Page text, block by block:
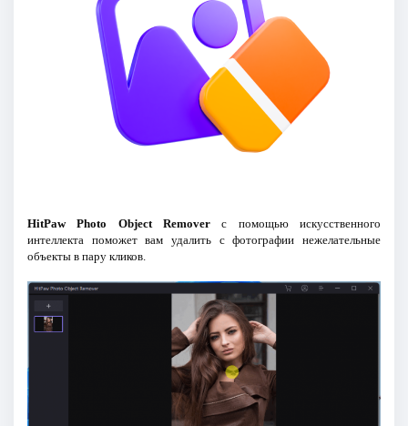
HitPaw Photo Object Remover с помощью искусственного
интеллекта поможет вам удалить с фотографии нежелательные
объекты в пару кликов.